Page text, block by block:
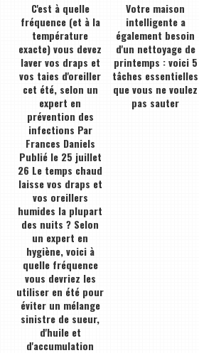
C'est à quelle
fréquence (et à la
température
exacte) vous devez
laver vos draps et
vos taies d'oreiller
cet été, selon un
expert en
prévention des
infections Par
Frances Daniels
Publié le 25 juillet
26 Le temps chaud
laisse vos draps et
vos oreillers
humides la plupart
des nuits ? Selon
un expert en
hygiène, voici à
quelle fréquence
vous devriez les
utiliser en été pour
éviter un mélange
sinistre de sueur,
d'huile et
d'accumulation
Votre maison
intelligente a
également besoin
d'un nettoyage de
printemps : voici 5
tâches essentielles
que vous ne voulez
pas sauter